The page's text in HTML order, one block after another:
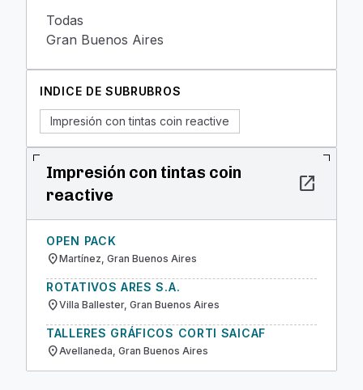
Todas
Gran Buenos Aires
INDICE DE SUBRUBROS
Impresión con tintas coin reactive
Impresión con tintas coin
reactive
open_in_new
OPEN PACK
location_onMartínez, Gran Buenos Aires
ROTATIVOS ARES S.A.
location_onVilla Ballester, Gran Buenos Aires
TALLERES GRÁFICOS CORTI SAICAF
location_onAvellaneda, Gran Buenos Aires